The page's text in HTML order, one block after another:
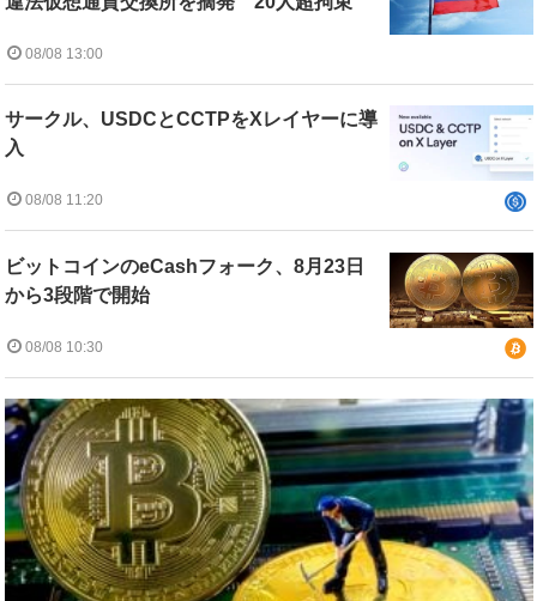
08/08 13:00
サークル、USDCとCCTPをXレイヤーに導
入
08/08 11:20
ビットコインのeCashフォーク、8月23日
から3段階で開始
08/08 10:30